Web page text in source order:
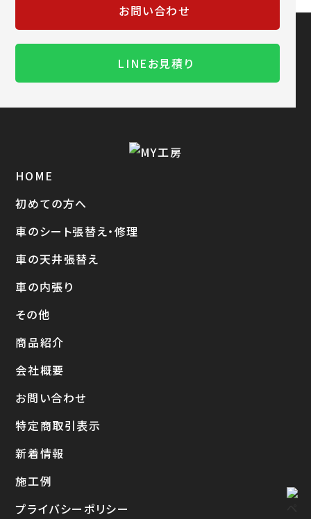
お問い合わせ
LINEお見積り
HOME
初めての方へ
車のシート張替え・修理
車の天井張替え
車の内張り
その他
商品紹介
会社概要
お問い合わせ
特定商取引表示
新着情報
施工例
プライバシーポリシー